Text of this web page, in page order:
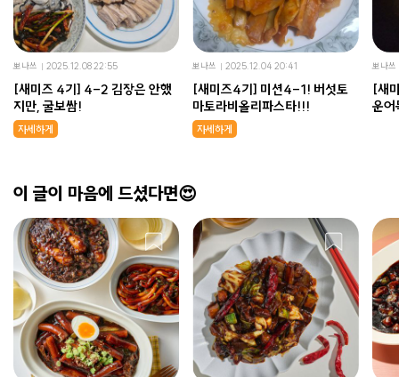
뽀나쓰 2025.12.08 22:55
[새미즈 4기] 4-2 김장은 안했
지만, 굴보쌈!
자세하게
뽀나쓰 2025.12.04 20:41
[새미즈4기] 미션4-1! 버섯토
마토라비올리파스타!!!
자세하게
뽀나쓰
[새
운어
이 글이 마음에 드셨다면😍